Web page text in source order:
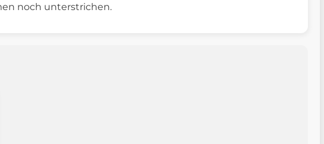
noch unterstrichen.